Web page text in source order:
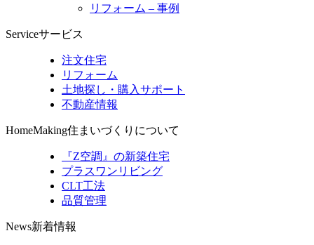
リフォーム – 事例
Serviceサービス
注文住宅
リフォーム
土地探し・購入サポート
不動産情報
HomeMaking住まいづくりについて
『Z空調』の新築住宅
プラスワンリビング
CLT工法
品質管理
News新着情報